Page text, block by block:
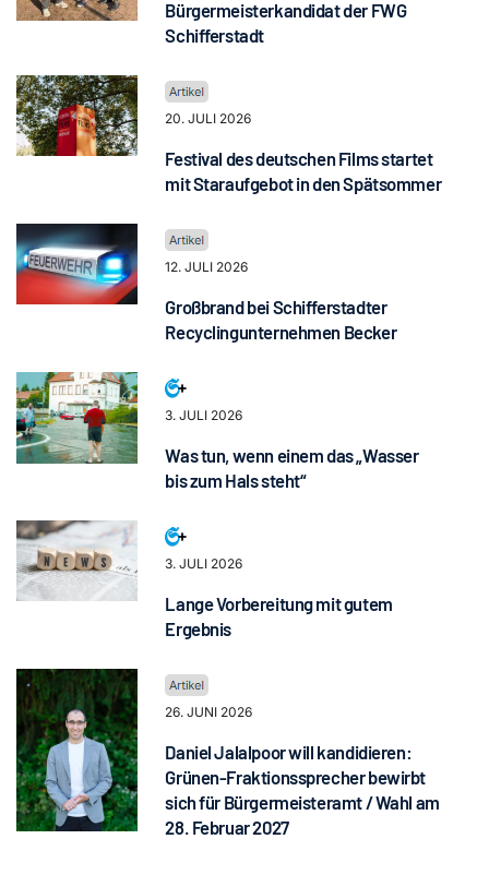
Bürgermeisterkandidat der FWG
Schifferstadt
20. JULI 2026
Festival des deutschen Films startet
mit Staraufgebot in den Spätsommer
12. JULI 2026
Großbrand bei Schifferstadter
Recyclingunternehmen Becker
3. JULI 2026
Was tun, wenn einem das „Wasser
bis zum Hals steht“
3. JULI 2026
Lange Vorbereitung mit gutem
Ergebnis
26. JUNI 2026
Daniel Jalalpoor will kandidieren:
Grünen-Fraktionssprecher bewirbt
sich für Bürgermeisteramt / Wahl am
28. Februar 2027